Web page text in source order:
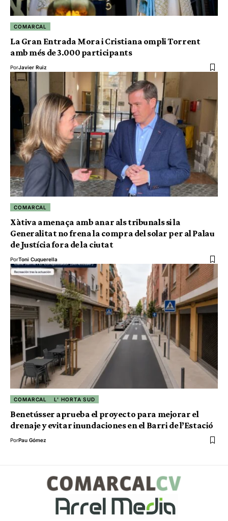
COMARCAL
La Gran Entrada Mora i Cristiana ompli Torrent
amb més de 3.000 participants
PorJavier Ruiz
COMARCAL
Xàtiva amenaça amb anar als tribunals si la
Generalitat no frena la compra del solar per al Palau
de Justícia fora de la ciutat
PorToni Cuquerella
COMARCAL L' HORTA SUD
Benetússer aprueba el proyecto para mejorar el
drenaje y evitar inundaciones en el Barri de l’Estació
PorPau Gómez